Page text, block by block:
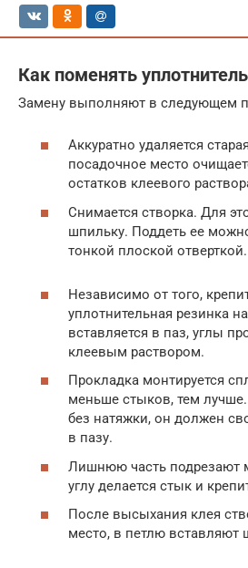
Как поменять уплотнитель
Замену выполняют в следующем
Аккуратно удаляется
посадочное место
остатков клеевого
Снимается створка. Для
шпильку. Поддеть ее
тонкой плоской отверткой.
Независимо от того,
уплотнительная резинка
вставляется в паз, углы
клеевым раствором.
Прокладка монтируется
меньше стыков, тем
без натяжки, он должен
в пазу.
Лишнюю часть
углу делается стык и
После высыхания клея
место, в петлю вставляют